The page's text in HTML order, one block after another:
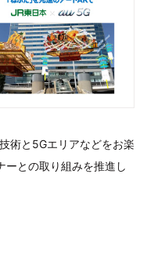
術と5Gエリアなどをお楽
ーとの取り組みを推進し